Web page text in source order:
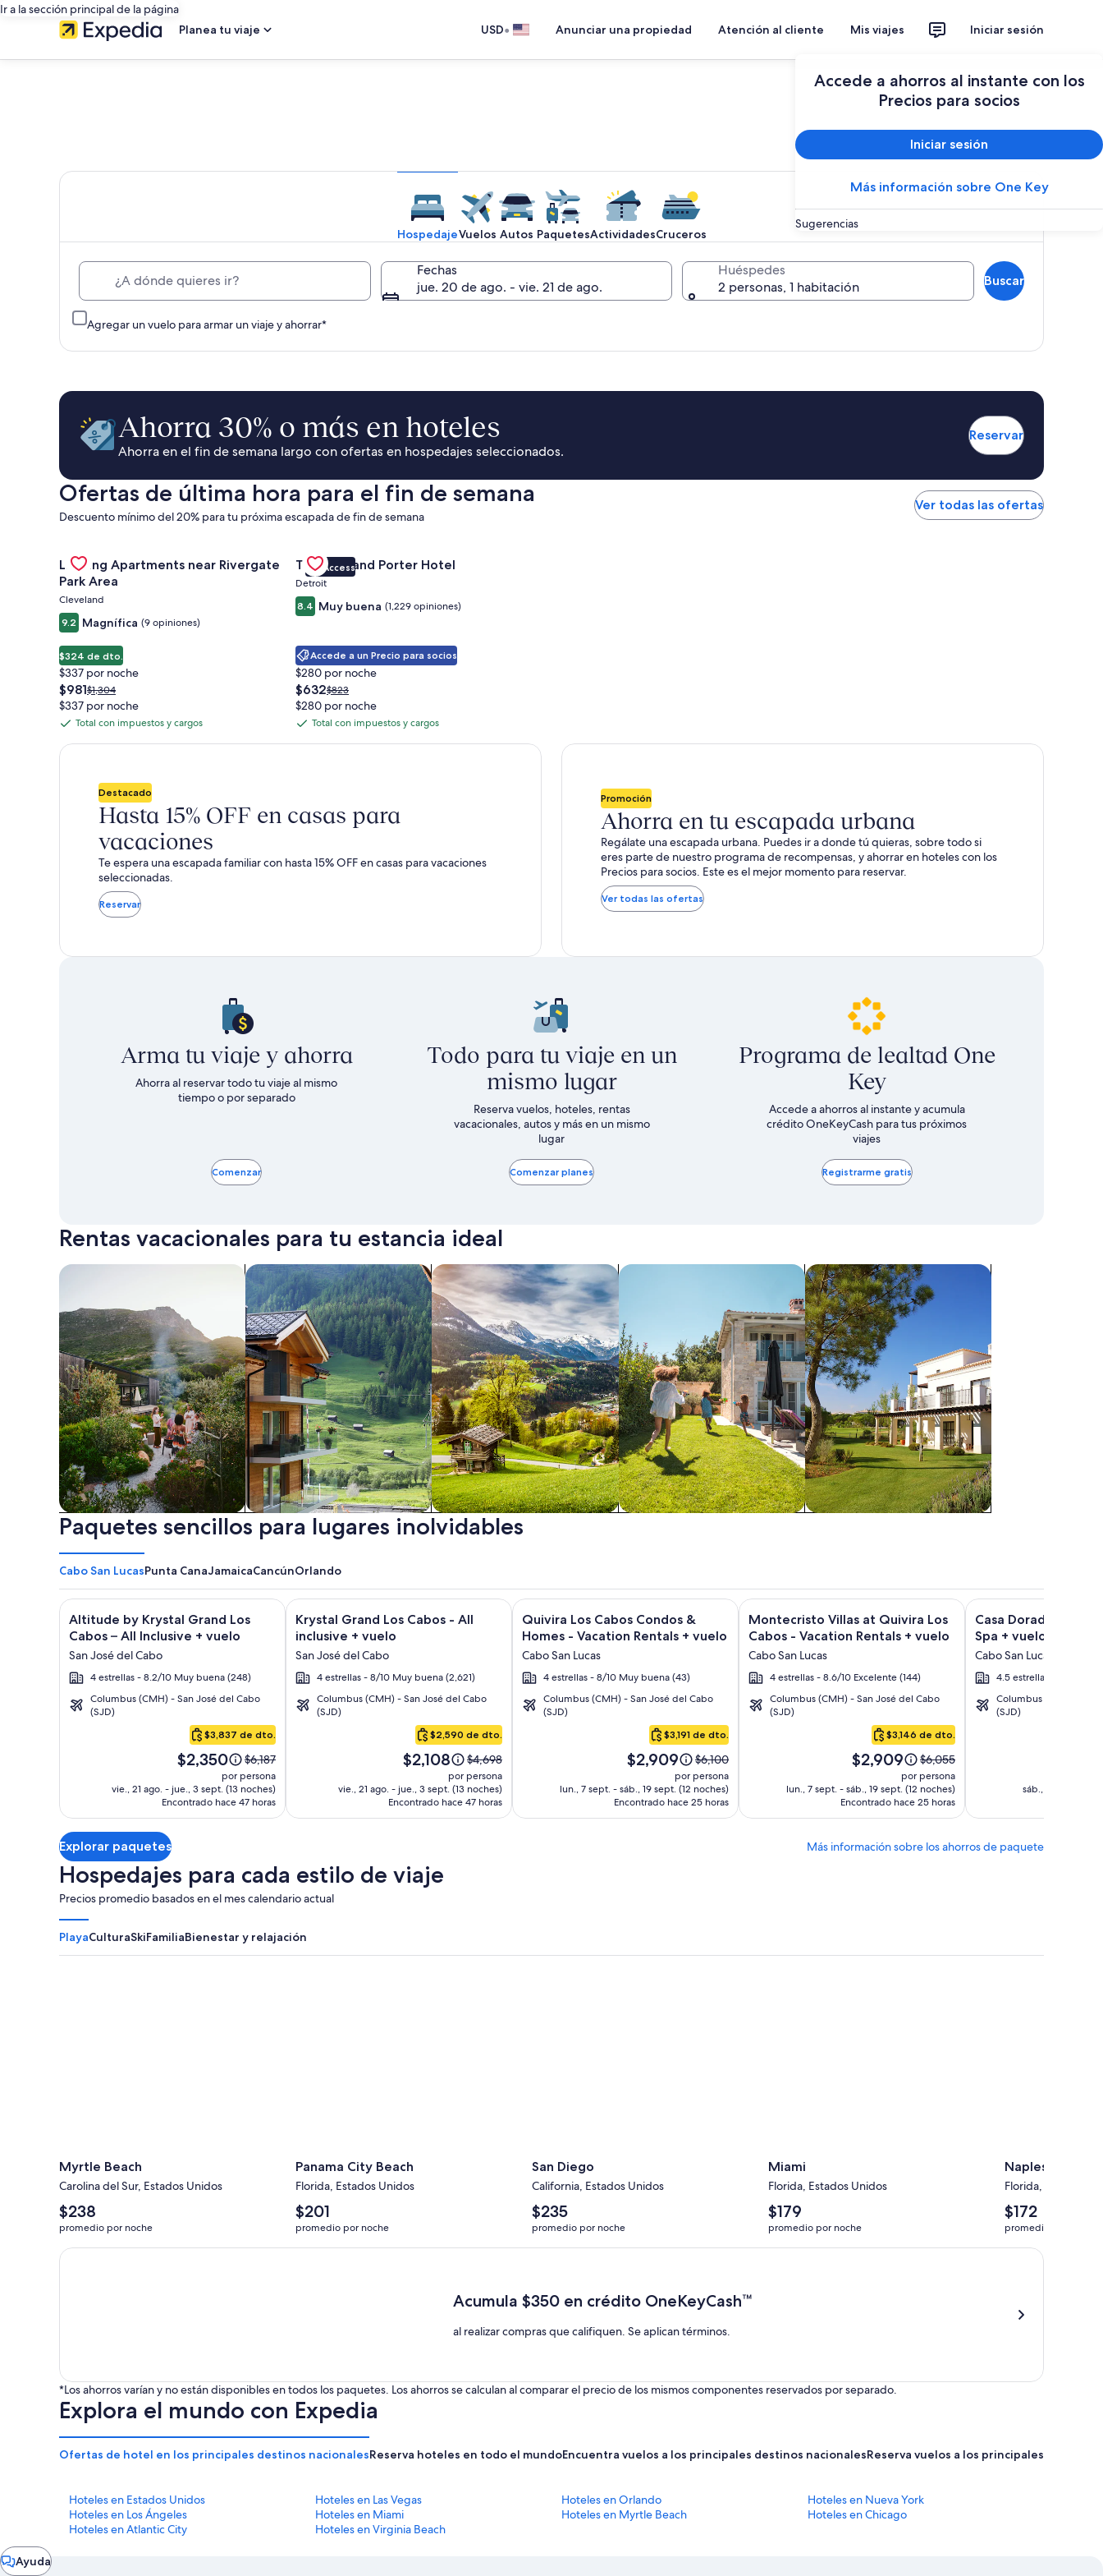
Ir a la sección principal de la página
Planea tu viaje
USD• Anunciar una propiedad Atención al cliente Mis viajes Iniciar sesión
Accede a ahorros al instante con los
Precios para socios
Iniciar sesión
Más información sobre One Key
Sugerencias
El único lugar que te lleva a cualquier lugar
HospedajeVuelos Autos PaquetesActividadesCruceros
Fechas
jue. 20 de ago. - vie. 21 de ago.
Huéspedes
2 personas, 1 habitación
Agregar un vuelo para armar un viaje y ahorrar*
Buscar
Ahorra 30% o más en hoteles
Ahorra en el fin de semana largo con ofertas en hospedajes seleccionados.
Reservar
Ofertas de última hora para el fin de semana
Descuento mínimo del 20% para tu próxima escapada de fin de semana
Ver todas las ofertas
Gallery
Carousel
Landing Apartments near Rivergate
Park Area
Cleveland
9.2 Magnífica (9 opiniones)
$324 de dto.
$337 por noche
El
precio
actual
de
$981El
precio
anterior
de
más
información
sobre
tarifa
estándar.
$1,304
$337 por noche
Total
con
Total con impuestos y cargos
Gallery
Carousel
VIP Access
Trumbull and Porter Hotel
Detroit
8.4 Muy buena (1,229 opiniones)
Accede a un Precio para socios
$280 por noche
El
precio
actual
de
$632El
precio
anterior
de
información
sobre
estándar.
$823
$280 por noche
Total
con
Total con impuestos y cargos
Destacado
Hasta 15% OFF en casas para
vacaciones
Te espera una escapada familiar con hasta 15% OFF en casas para vacaciones
seleccionadas.
Reservar
Promoción
Ahorra en tu escapada urbana
Regálate una escapada urbana. Puedes ir a donde tú quieras, sobre todo si
eres parte de nuestro programa de recompensas, y ahorrar en hoteles con los
Precios para socios. Este es el mejor momento para reservar.
Ver todas las ofertas
Arma tu viaje y ahorra
Ahorra al reservar todo tu viaje al mismo
tiempo o por separado
Comenzar
Todo para tu viaje en un
mismo lugar
Reserva vuelos, hoteles, rentas
vacacionales, autos y más en un mismo
lugar
Comenzar planes
Programa de lealtad One
Key
Accede a ahorros al instante y acumula
crédito OneKeyCash para tus próximos
viajes
Registrarme gratis
Rentas vacacionales para tu estancia ideal
Casas de vacaciones
Buscar casas de vacaciones
Departamentos y
condominios
Buscar departamentos y condominios
Cabañas
Buscar cabañas Buscar casas de campo Buscar villas
Paquetes sencillos para lugares inolvidables
Cabo San LucasPunta CanaJamaicaCancúnOrlando
Cabo
Galería
de
imágenes
de
Altitude
by
Krystal
All
Inclusive
Altitude by Krystal Grand Los
Cabos – All Inclusive + vuelo
San José del Cabo
4 estrellas - 8.2/10 Muy buena (248)
Columbus (CMH) - San José del Cabo
(SJD)
$3,837 de dto.
El
precio
es
de
$2,350.
$2,350
El
precio
anterior
era
de
información
sobre
la
estándar.
$6,187
por persona
vie., 21 ago. - jue., 3 sept. (13 noches)
Encontrado hace 47 horas
Haz clic para obtener más información sobre Altitude by Krystal Grand Los Cabos – All Inclusive + vuelo y otros paquetes
Galería
de
imágenes
de
Krystal
Grand
inclusive
Krystal Grand Los Cabos - All
inclusive + vuelo
San José del Cabo
4 estrellas - 8/10 Muy buena (2,621)
Columbus (CMH) - San José del Cabo
(SJD)
$2,590 de dto.
El
precio
es
de
$2,108.
$2,108
El
precio
anterior
era
de
$4,698
por persona
vie., 21 ago. - jue., 3 sept. (13 noches)
Encontrado hace 47 horas
Haz clic para obtener más información sobre Krystal Grand Los Cabos - All inclusive + vuelo y otros paquetes
Galería
de
imágenes
de
Quivira
Los
Cabos
Vacation
Quivira Los Cabos Condos &
Homes - Vacation Rentals + vuelo
Cabo San Lucas
4 estrellas - 8/10 Muy buena (43)
Columbus (CMH) - San José del Cabo
(SJD)
$3,191 de dto.
El
precio
es
de
$2,909.
$2,909
El
precio
anterior
era
de
$6,100
por persona
lun., 7 sept. - sáb., 19 sept. (12 noches)
Encontrado hace 25 horas
Haz clic para obtener más información sobre Quivira Los Cabos Condos & Homes - Vacation
Galería
de
imágenes
de
Montecristo
Villas
Vacation
Montecristo Villas at Quivira Los
Cabos - Vacation Rentals + vuelo
Cabo San Lucas
4 estrellas - 8.6/10 Excelente (144)
Columbus (CMH) - San José del Cabo
(SJD)
$3,146 de dto.
El
precio
es
de
$2,909.
$2,909
El
precio
anterior
era
de
ver
$6,055
por persona
lun., 7 sept. - sáb., 19 sept. (12 noches)
Encontrado hace 25 horas
Haz clic para obtener más información sobre Montecristo
Galería
de
imágenes
de
Casa
Dorada
Casa Dorada Los
Spa + vuelo
Cabo San Lucas
4.5 estrellas - 9.2/10
Columbus (CMH) -
(SJD)
sáb., 10 oct. -
Haz clic para obtener
Explorar paquetes Más información sobre los ahorros de paquete
Hospedajes para cada estilo de viaje
Precios promedio basados en el mes calendario actual
PlayaCulturaSkiFamiliaBienestar y relajación
Myrtle Beach
Carolina del Sur, Estados Unidos
El
precio
promedio
por
$238
promedio por noche
Panama City Beach
Florida, Estados Unidos
El
precio
promedio
por
$201
promedio por noche
San Diego
California, Estados Unidos
El
precio
promedio
por
de
$235
$235
promedio por noche
Miami
Florida, Estados Unidos
El
precio
promedio
por
$179
promedio por noche
Naples
Florida, Estados
El
precio
promedio
por
$172
$172
promedio por noche
Acumula $350 en crédito OneKeyCash marca registrada con la Tarjeta One Key Plus al realizar compras que califiquen. Se aplican términos.
Acumula $350 en crédito OneKeyCash™
al realizar compras que califiquen. Se aplican términos.
*Los ahorros varían y no están disponibles en todos los paquetes. Los ahorros se calculan al comparar el precio de los mismos componentes reservados por separado.
Explora el mundo con Expedia
Ofertas de hotel en los principales destinos nacionalesReserva hoteles en todo el mundoEncuentra vuelos a los principales destinos nacionalesReserva vuelos a los principales destinos
Hoteles en Estados Unidos Hoteles en Las Vegas Hoteles en Orlando
Hoteles en Nueva York
Hoteles en Los Ángeles
Hoteles en Miami Hoteles en Myrtle Beach
Hoteles en Chicago
Hoteles en Atlantic City
Hoteles en Virginia Beach
Ayuda
Ventana
de